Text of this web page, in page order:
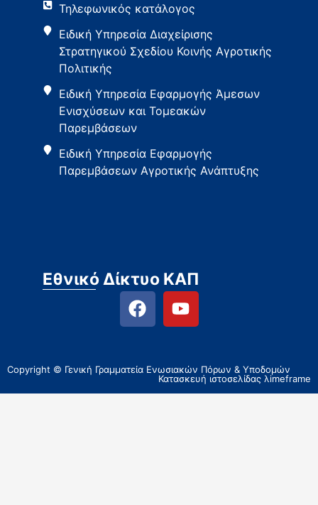
Τηλεφωνικός κατάλογος
Ειδική Υπηρεσία Διαχείρισης
Στρατηγικού Σχεδίου Κοινής Αγροτικής
Πολιτικής
Ειδική Υπηρεσία Εφαρμογής Άμεσων
Ενισχύσεων και Τομεακών
Παρεμβάσεων
Ειδική Υπηρεσία Εφαρμογής
Παρεμβάσεων Αγροτικής Ανάπτυξης
Εθνικό Δίκτυο ΚΑΠ
Copyright © Γενική Γραμματεία Ενωσιακών Πόρων & Υποδομών
Κατασκευή ιστοσελίδας λimeframe